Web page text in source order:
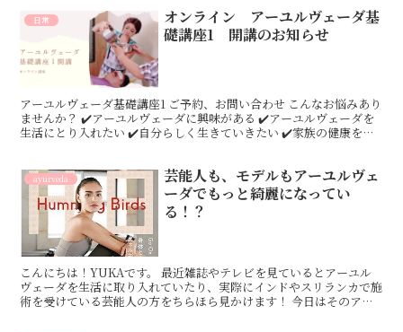
日常
オンライン アーユルヴェーダ基
礎講座1 開講のお知らせ
アーユルヴェーダ基礎講座1 ご予約、お問い合わせ こんなお悩みあり
ませんか？ ✔️アーユルヴェーダに興味がある ✔️アーユルヴェーダを
生活にとり入れたい ✔️自分らしく生きていきたい ✔️家族の健康を守
ayurveda
芸能人も、モデルもアーユルヴェ
ーダでもっと綺麗になってい
る！？
こんにちは！YUKAです。 最近雑誌やテレビを見ているとアーユル
ヴェーダを生活に取り入れていたり、実際にインドやスリランカで施
術を受けている芸能人の方をちらほら見かけます！ 今日はそのアー